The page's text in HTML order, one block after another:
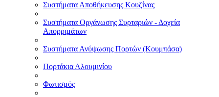
Συστήματα Αποθήκευσης Κουζίνας
Συστήματα Οργάνωσης Συρταριών - Δοχεία
Απορριμάτων
Συστήματα Ανύψωσης Πορτών (Κουμπάσα)
Πορτάκια Αλουμινίου
Φωτισμός